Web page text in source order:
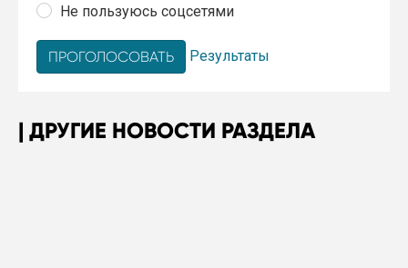
Не пользуюсь соцсетями
Результаты
ДРУГИЕ НОВОСТИ РАЗДЕЛА